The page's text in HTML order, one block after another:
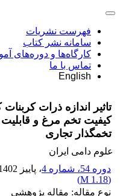
فهرست نشریات
سامانه نشر کتاب
کارگاه‌ها و دوره‌های
تماس با ما
English
تاثیر اندازه ذرات
کیفیت تخم مرغ و
تخمگذار تجاری
علوم دامی ایران
دوره 54، شماره 4
، پاییز 1402
(
1.18 M
)
نوع مقاله: مقاله پژوهشی